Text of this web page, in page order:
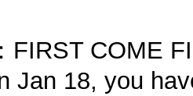
：FIRST COME
Jan 18, you